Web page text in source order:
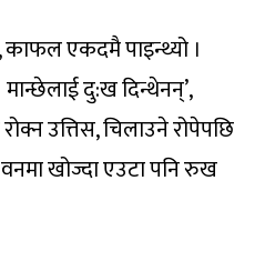
काफल एकदमै पाइन्थ्यो ।
दु:ख दिन्थेनन्’,
उत्तिस, चिलाउने रोपेपछि
खोज्दा एउटा पनि रुख